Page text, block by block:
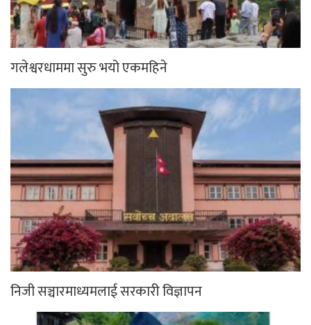
गलेश्वरधाममा सुरु भयो एकमहिने
निजी सञ्चारमाध्यमलाई सरकारी विज्ञापन